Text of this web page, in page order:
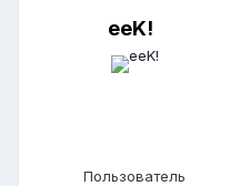
eeK!
Пользователь